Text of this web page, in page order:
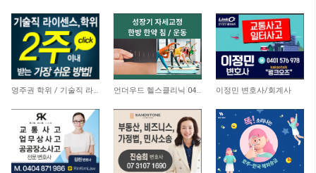
20,431 5,488 언더우드 헬스클리닉 0493 844 686 9,696
이정민 변호사/회계사